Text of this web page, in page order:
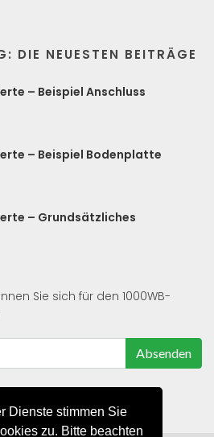
Dienste stimmen Sie
zu. Bitte beachten
DIE NEUESTEN BEITRÄGE
– Beispiel Anschluss
– Beispiel Bodenplatte
– Grundsätzliches
Sie sich für den 1000WB-
Absenden